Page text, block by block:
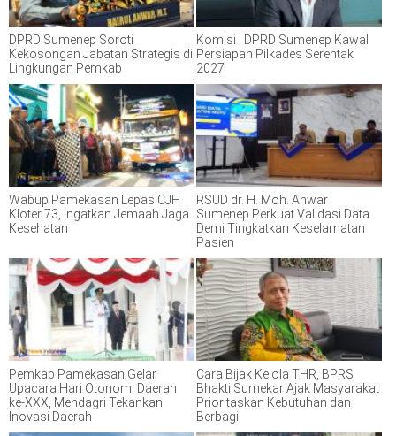
DPRD Sumenep Soroti
Kekosongan Jabatan Strategis di
Lingkungan Pemkab
Komisi I DPRD Sumenep Kawal
Persiapan Pilkades Serentak
2027
Wabup Pamekasan Lepas CJH
Kloter 73, Ingatkan Jemaah Jaga
Kesehatan
RSUD dr. H. Moh. Anwar
Sumenep Perkuat Validasi Data
Demi Tingkatkan Keselamatan
Pasien
Pemkab Pamekasan Gelar
Upacara Hari Otonomi Daerah
ke-XXX, Mendagri Tekankan
Inovasi Daerah
Cara Bijak Kelola THR, BPRS
Bhakti Sumekar Ajak Masyarakat
Prioritaskan Kebutuhan dan
Berbagi